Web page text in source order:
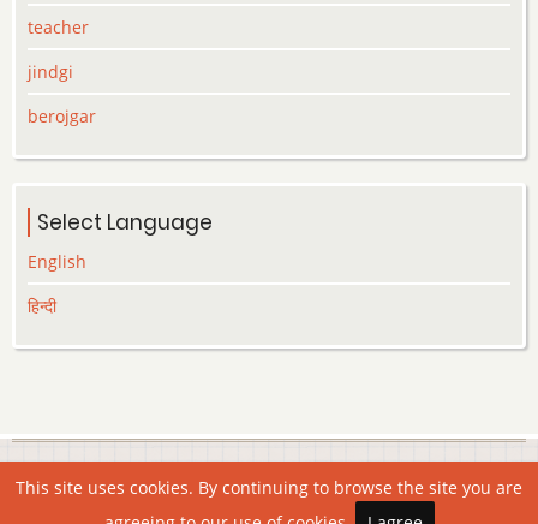
teacher
jindgi
berojgar
Select Language
English
हिन्दी
This site uses cookies. By continuing to browse the site you are